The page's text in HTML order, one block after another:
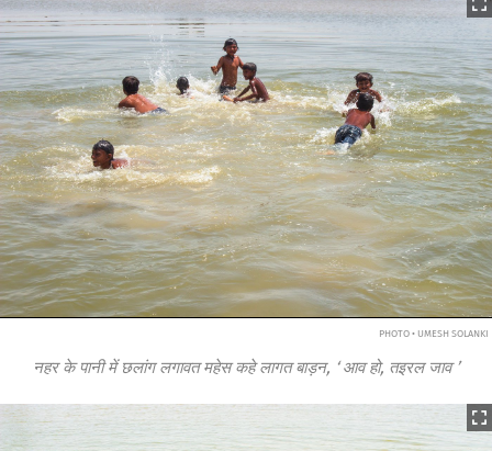
PHOTO • UMESH SOLANKI
नहर के पानी में छलांग लगावत महेस कहे लागत बाड़न, ‘आव हो, तइरल जाव’